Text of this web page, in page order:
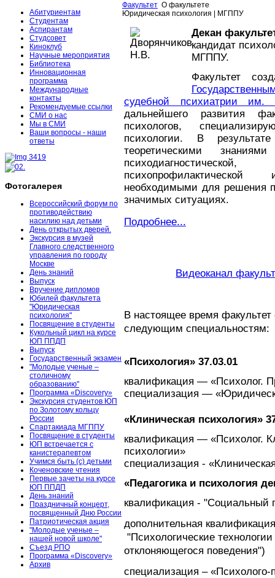
Абитуриентам
Студентам
Аспирантам
Студсовет
Киноклуб
Научные мероприятия
Библиотека
Инновационная
программа
Международные
контакты
Рекомендуемые ссылки
СМИ о нас
Мы в СМИ
Ваши вопросы - наши
ответы
Фотогалерея
Всероссийский форум по
противодействию
насилию над детьми
День открытых дверей.
Экскурсия в музей
Главного следственного
управления по городу
Москве
День знаний
Выпуск
Вручение дипломов
Юбилей факультета
"Юридическая
психология"
Посвящение в студенты
Кукольный цикл на курсе
ЮП ППДП
Выпуск
Государственный экзамен
"Молодые ученые –
столичному
образованию"
Программа «Discovery»
Экскурсия студентов ЮП
по Золотому кольцу
России
Спартакиада МГППУ
Посвящение в студенты
ЮП встречается с
канистерапевтом
Учимся быть (с) детьми
Коченовские чтения
Первые зачеты на курсе
ЮП ППДП
День знаний
Праздничный концерт,
посвященный Дню России
Патриотическая акция
"Молодые ученые –
нашей новой школе"
Съезд РПО
Программа «Discovery»
Архив
Факультет О факультете
Юридическая психология | МГППУ
Декан
кандидат
МГППУ.
Факультет
судебной психиатрии им.
дальнейшего развития
психологов,
психологии. В
теоретическими
необходимыми для решения
значимых ситуациях.
Подробнее...
Видеоканал
В настоящее время факультет
следующим специальностям:
«Психология» 37.03.01
квалификация — «Психолог.
специализация —
«Клиническая психология»
квалификация — «Психолог.
психологии»
специализация -
«Педагогика и психология
квалификация - "Социальный
дополнительная
"Психологические
отклоняющегося поведения")
специализация – «Психолого-